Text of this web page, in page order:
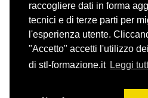
raccogliere dati in forma
tecnici e di terze parti per
l'esperienza utente.
"Accetto" accetti l'utilizzo
di stl-formazione.it Leggi
Adattare una